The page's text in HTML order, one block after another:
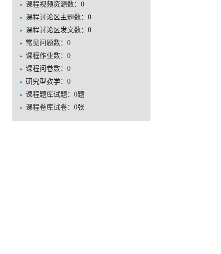
课程视频资源数： 0
课程讨论区主题数： 0
课程讨论区发文数： 0
常见问题数： 0
课程作业数： 0
课程问卷数： 0
研究型教学： 0
课程题库试题： 0题
课程卷库试卷： 0张